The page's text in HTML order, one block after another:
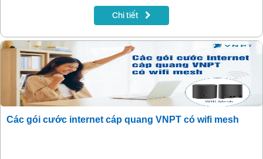
Chi tiết
Các gói cước internet cáp quang VNPT có wifi mesh